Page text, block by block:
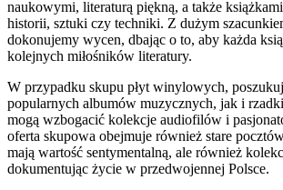
naukowymi, literaturą piękną, a także
historii, sztuki czy techniki. Z dużym
dokonujemy wycen, dbając o to, aby każda
kolejnych miłośników literatury.
W przypadku skupu płyt winylowych,
popularnych albumów muzycznych, jak i
mogą wzbogacić kolekcje audiofilów i
oferta skupowa obejmuje również stare
mają wartość sentymentalną, ale również
dokumentując życie w przedwojennej Polsce.